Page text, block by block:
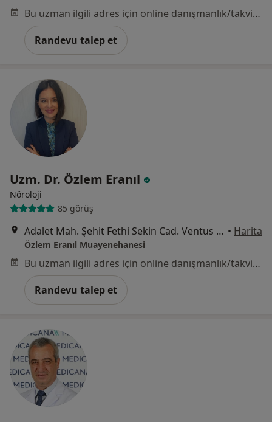
Bu uzman ilgili adres için online danışmanlık/takvim sunmuyor.
Randevu talep et
Uzm. Dr. Özlem Eranıl
Nöroloji
85 görüş
Adalet Mah. Şehit Fethi Sekin Cad. Ventus Tower No:6 Kat:10 Daire:105, İzmir • Harita
Özlem Eranıl Muayenehanesi
Bu uzman ilgili adres için online danışmanlık/takvim sunmuyor.
Randevu talep et